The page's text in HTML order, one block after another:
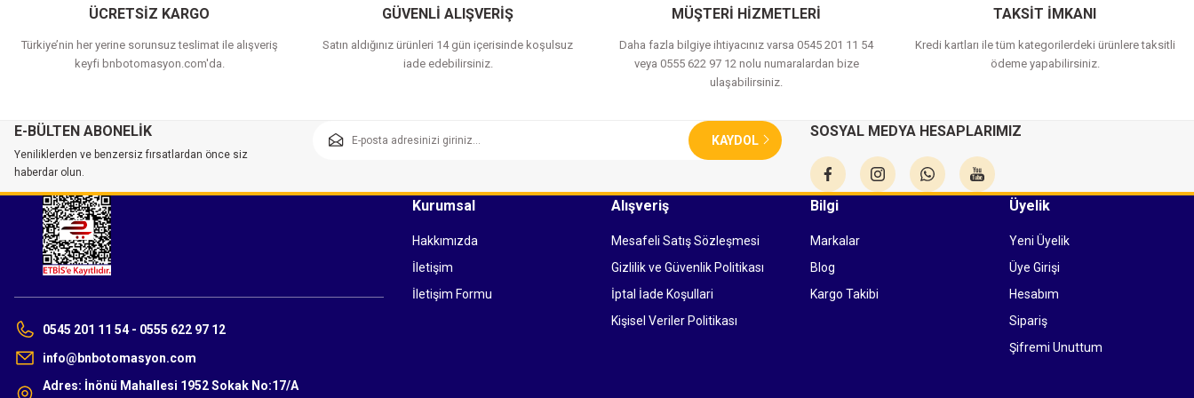
ÜCRETSİZ KARGO
Türkiye’nin her yerine sorunsuz teslimat ile alışveriş
keyfi bnbotomasyon.com'da.
GÜVENLİ ALIŞVERİŞ
Satın aldığınız ürünleri 14 gün içerisinde koşulsuz
iade edebilirsiniz.
MÜŞTERİ HİZMETLERİ
Daha fazla bilgiye ihtiyacınız varsa 0545 201 11 54
veya 0555 622 97 12 nolu numaralardan bize
ulaşabilirsiniz.
TAKSİT İMKANI
Kredi kartları ile tüm kategorilerdeki ürünlere taksitli
ödeme yapabilirsiniz.
E-BÜLTEN ABONELİK
Yeniliklerden ve benzersiz fırsatlardan önce siz
haberdar olun.
KAYDOL
SOSYAL MEDYA HESAPLARIMIZ
0545 201 11 54 - 0555 622 97 12
info@bnbotomasyon.com
Adres: İnönü Mahallesi 1952 Sokak No:17/A
Kurumsal
Hakkımızda
İletişim
İletişim Formu
Alışveriş
Mesafeli Satış Sözleşmesi
Gizlilik ve Güvenlik Politikası
İptal İade Koşullari
Kişisel Veriler Politikası
Bilgi
Markalar
Blog
Kargo Takibi
Üyelik
Yeni Üyelik
Üye Girişi
Hesabım
Sipariş
Şifremi Unuttum